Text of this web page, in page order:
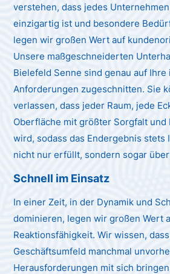
verstehen, dass jedes
einzigartig ist und besondere
legen wir großen Wert auf
Unsere maßgeschneiderten
Bielefeld Senne sind genau auf
Anforderungen zugeschnitten. Sie
verlassen, dass jeder Raum, jede
Oberfläche mit größter Sorgfalt
wird, sodass das Endergebnis stets
nicht nur erfüllt, sondern sogar
Schnell im Einsatz
In einer Zeit, in der Dynamik und
dominieren, legen wir großen Wert
Reaktionsfähigkeit. Wir wissen,
Geschäftsumfeld manchmal
Herausforderungen mit sich